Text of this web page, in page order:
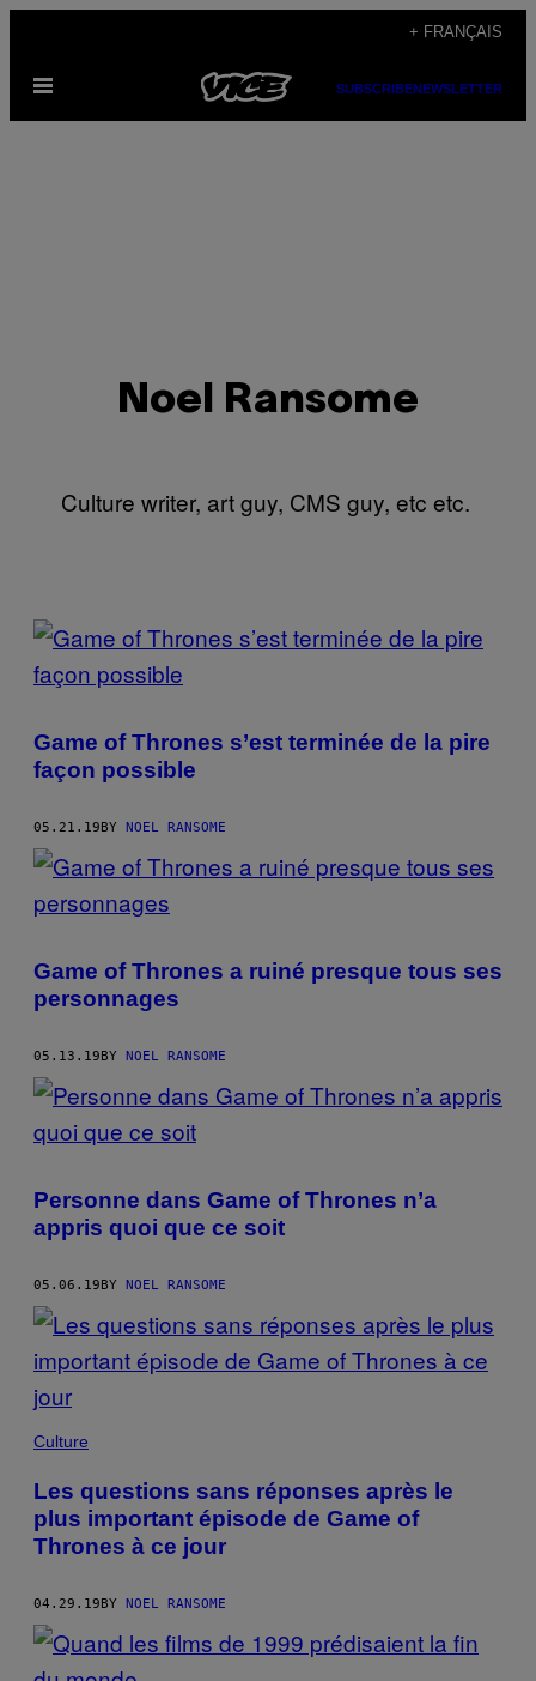
content
+ FRANÇAIS
Open
SUBSCRIBENEWSLETTER
Noel Ransome
Culture writer, art guy, CMS guy, etc etc.
POSTS
BY
AUTHOR
Game of Thrones s’est terminée de la pire
façon possible
05.21.19BY NOEL RANSOME
Game of Thrones a ruiné presque tous ses
personnages
05.13.19BY NOEL RANSOME
Personne dans Game of Thrones n’a
appris quoi que ce soit
05.06.19BY NOEL RANSOME
Culture
Les questions sans réponses après le
plus important épisode de Game of
Thrones à ce jour
04.29.19BY NOEL RANSOME